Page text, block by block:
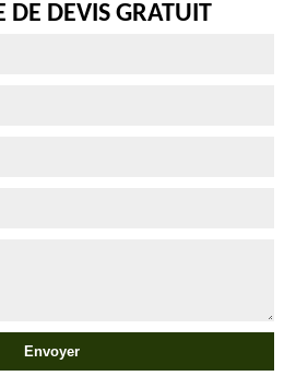
DE DEVIS GRATUIT